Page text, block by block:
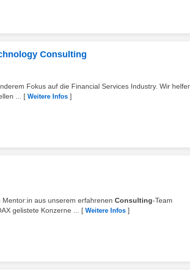
Consulting
Fokus auf die Financial Services Industry. Wir
...
[ Weitere Infos ]
Mentor:in aus unserem erfahrenen Consulting-Team
gelistete Konzerne ...
[ Weitere Infos ]